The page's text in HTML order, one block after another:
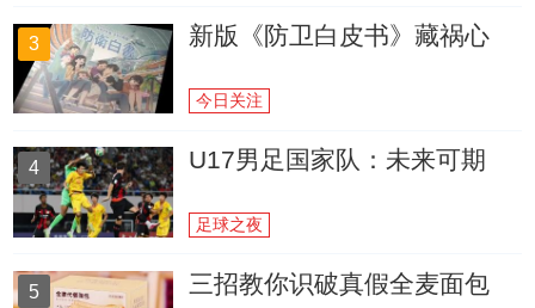
3 新版《防卫白皮书》藏祸心
今日关注
4 U17男足国家队：未来可期
足球之夜
5 三招教你识破真假全麦面包